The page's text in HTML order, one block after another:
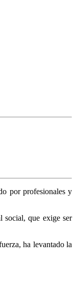
por profesionales y
social, que exige ser
ha levantado la